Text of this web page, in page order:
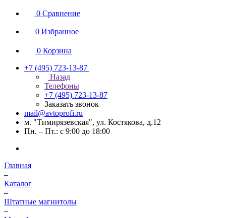
0 Сравнение
0 Избранное
0 Корзина
+7 (495) 723-13-87
Назад
Телефоны
+7 (495) 723-13-87
Заказать звонок
mail@avtoprofi.ru
м. "Тимирязевская", ул. Костякова, д.12
Пн. – Пт.: с 9:00 до 18:00
Главная
–
Каталог
–
Штатные магнитолы
–